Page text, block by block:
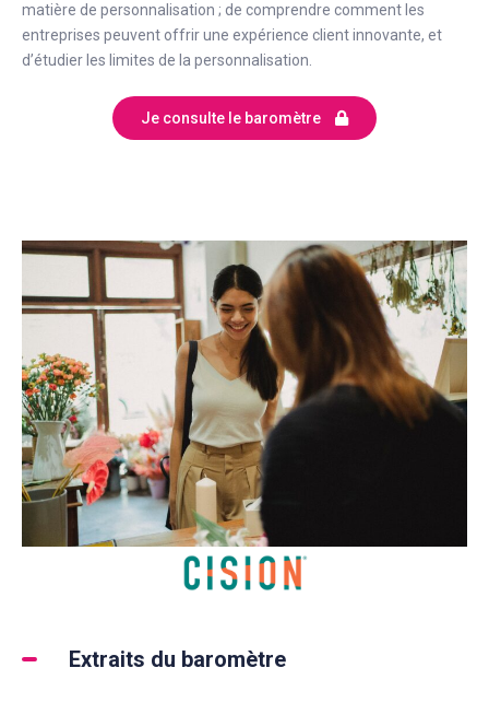
matière de personnalisation ; de comprendre comment les
entreprises peuvent offrir une expérience client innovante, et
d’étudier les limites de la personnalisation.
Je consulte le baromètre
Extraits du baromètre